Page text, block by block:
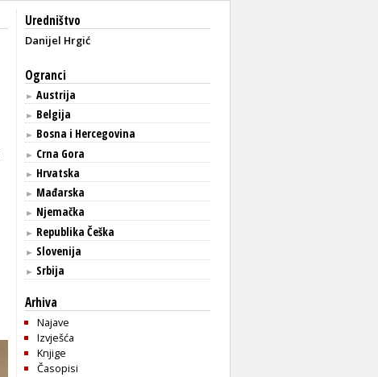
Uredništvo
Danijel Hrgić
Ogranci
► Austrija
► Belgija
► Bosna i Hercegovina
► Crna Gora
► Hrvatska
► Mađarska
► Njemačka
► Republika Češka
► Slovenija
► Srbija
Arhiva
Najave
Izvješća
Knjige
Časopisi